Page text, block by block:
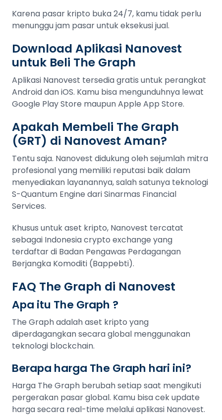
Karena pasar kripto buka 24/7, kamu tidak perlu
menunggu jam pasar untuk eksekusi jual.
Download Aplikasi Nanovest
untuk Beli The Graph
Aplikasi Nanovest tersedia gratis untuk perangkat
Android dan iOS. Kamu bisa mengunduhnya lewat
Google Play Store maupun Apple App Store.
Apakah Membeli The Graph
(GRT) di Nanovest Aman?
Tentu saja. Nanovest didukung oleh sejumlah mitra
profesional yang memiliki reputasi baik dalam
menyediakan layanannya, salah satunya teknologi
S-Quantum Engine dari Sinarmas Financial
Services.
Khusus untuk aset kripto, Nanovest tercatat
sebagai Indonesia crypto exchange yang
terdaftar di Badan Pengawas Perdagangan
Berjangka Komoditi (Bappebti).
FAQ The Graph di Nanovest
Apa itu The Graph ?
The Graph adalah aset kripto yang
diperdagangkan secara global menggunakan
teknologi blockchain.
Berapa harga The Graph hari ini?
Harga The Graph berubah setiap saat mengikuti
pergerakan pasar global. Kamu bisa cek update
harga secara real-time melalui aplikasi Nanovest.